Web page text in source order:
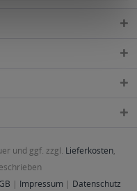
und ggf. zzgl. Lieferkosten,
| Impressum | Datenschutz